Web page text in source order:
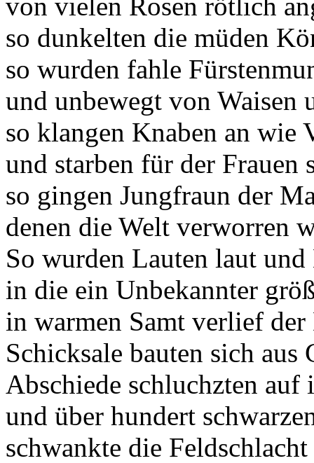
so dunkelten die müden
so wurden fahle
und unbewegt von Waisen
so klangen Knaben an wie
und starben für der Frauen
so gingen Jungfraun der
denen die Welt verworren
So wurden Lauten laut
in die ein Unbekannter
in warmen Samt verlief
Schicksale bauten sich
Abschiede schluchzten auf
und über hundert
schwankte die